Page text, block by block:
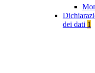
dei dati 1